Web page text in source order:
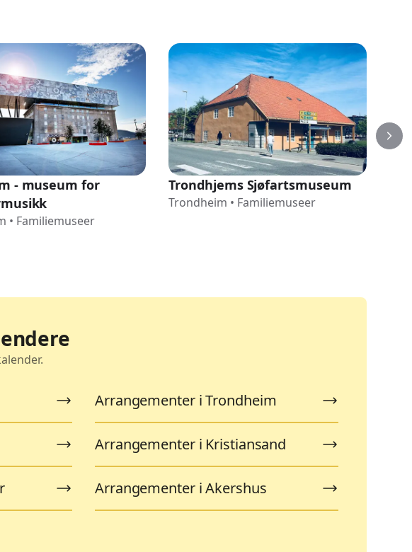
- museum for
• Familiemuseer
Trondhjems Sjøfartsmuseum
Trondheim • Familiemuseer
Arrangementer i Trondheim
Arrangementer i Kristiansand
Arrangementer i Akershus